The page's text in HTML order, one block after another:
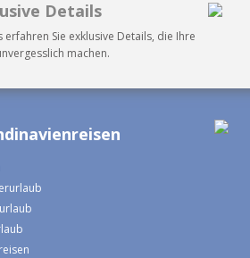
Details
erfahren Sie exklusive Details, die Ihre
machen.